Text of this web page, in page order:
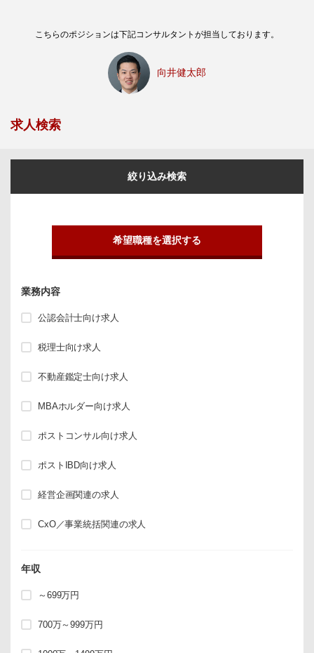
こちらのポジションは下記コンサルタントが担当しております。
向井健太郎
求人検索
絞り込み検索
希望職種を選択する
業務内容
公認会計士向け求人
税理士向け求人
不動産鑑定士向け求人
MBAホルダー向け求人
ポストコンサル向け求人
ポストIBD向け求人
経営企画関連の求人
CxO／事業統括関連の求人
年収
～699万円
700万～999万円